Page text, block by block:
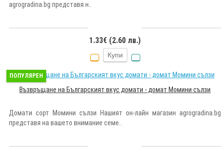
agrogradina.bg представя н..
1.33€ (2.60 лв.)
Купи
ПОПУЛЯРЕН
Възвръщане на Българският вкус домати - домат Момини сълзи
Домати сорт Момини сълзи Нашият он-лайн магазин agrogradina.bg
представя на вашето внимание семе..